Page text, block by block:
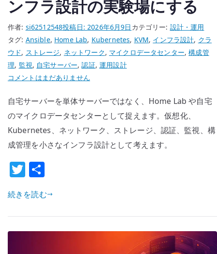
か
へ
の
ンフラ設計の実験場にする
作者: si62512548投稿日: 2026年6月9日 カテゴリー: 設計・運用
タグ: Ansible, Home Lab, Kubernetes, KVM, インフラ設計, クラ
ウド, ストレージ, ネットワーク, マイクロデータセンター,構成管
理, 監視, 自宅サーバー,認証,運用設計
自
の
マ
イ
ク
デ
ー
タ
ン
コメントはまだありません
自宅サーバーを単体サーバーではなく、Home Lab や自宅
のマイクロデータセンターとして捉えます。仮想化、
Kubernetes、ネットワーク、ストレージ、認証、監視、構
成管理を小さなインフラ設計として考えます。
T
w
it
te
r
続きを読む